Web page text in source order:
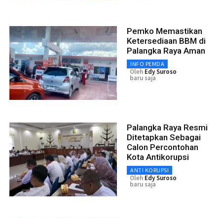
Pemko Memastikan
Ketersediaan BBM di
Palangka Raya Aman
INFO PEMDA
Oleh Edy Suroso
baru saja
Palangka Raya Resmi
Ditetapkan Sebagai
Calon Percontohan
Kota Antikorupsi
ANTI KORUPSI
Oleh Edy Suroso
baru saja